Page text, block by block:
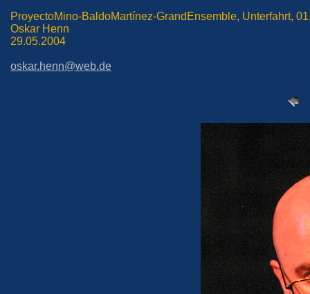
ProyectoMino-BaldoMartínez-GrandEnsemble, Unterfahrt,
Oskar Henn
29.05.2004
oskar.henn@web.de